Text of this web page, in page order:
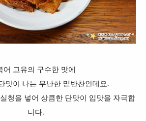
어 고유의 구수한 맛에
맛이 나는 무난한 밑반찬인데요.
청을 넣어 상큼한 단맛이 입맛을 자극합
니다.